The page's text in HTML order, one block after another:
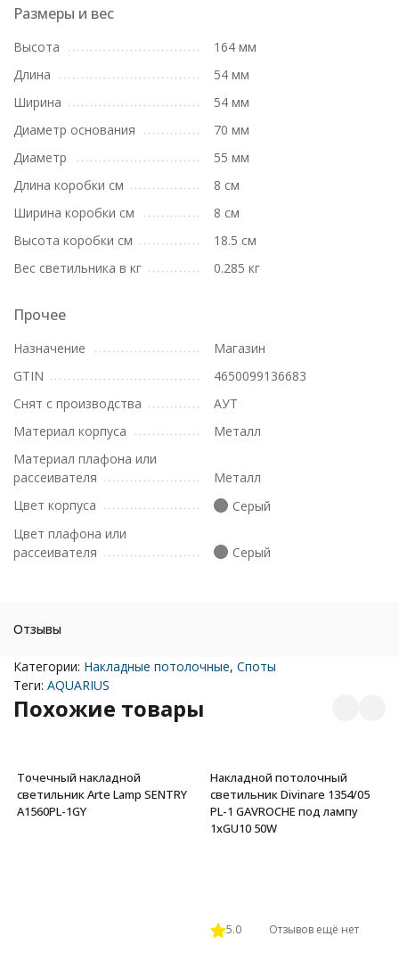
Размеры и вес
Высота
164 мм
Длина
54 мм
Ширина
54 мм
Диаметр основания
70 мм
Диаметр
55 мм
Длина коробки см
8 см
Ширина коробки см
8 см
Высота коробки см
18.5 см
Вес светильника в кг
0.285 кг
Прочее
Назначение
Магазин
GTIN
4650099136683
Снят с производства
АУТ
Материал корпуса
Металл
Материал плафона или
рассеивателя
Металл
Цвет корпуса
Серый
Цвет плафона или
рассеивателя
Серый
Отзывы
Категории: Накладные потолочные, Споты
Теги: AQUARIUS
Похожие товары
Точечный накладной
светильник Arte Lamp SENTRY
A1560PL-1GY
Накладной потолочный
светильник Divinare 1354/05
PL-1 GAVROCHE под лампу
1xGU10 50W
5.0 Отзывов ещё нет